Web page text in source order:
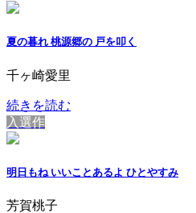
夏の暮れ 桃源郷の 戸を叩く
千ヶ崎愛里
続きを読む
入選作
明日もね いいことあるよ ひとやすみ
芳賀桃子